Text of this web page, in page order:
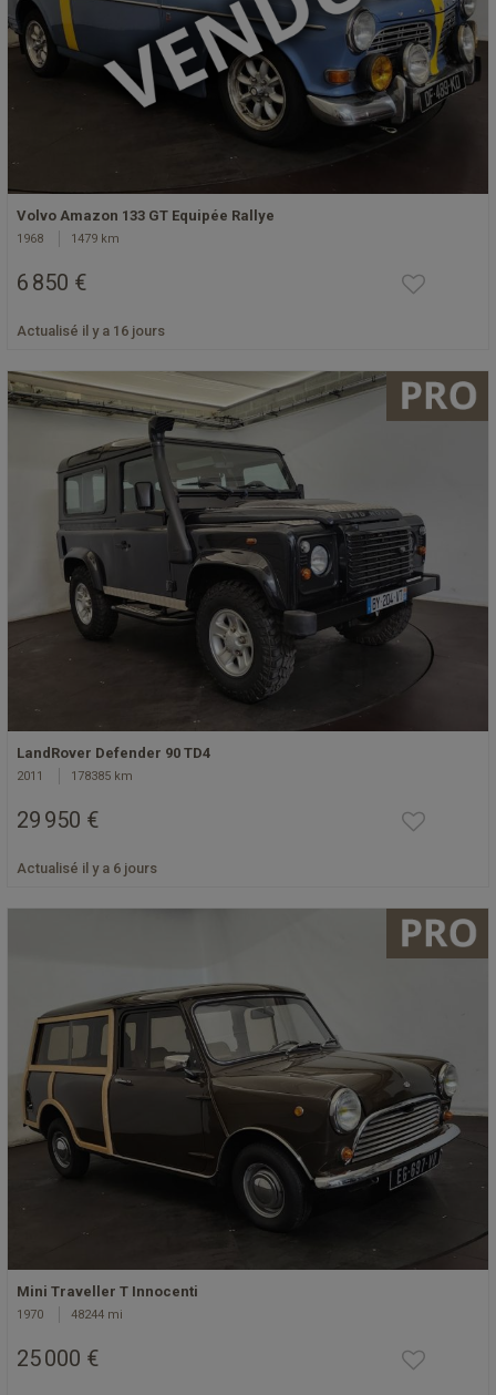
Volvo Amazon 133 GT Equipée Rallye
1968 1479 km
6 850 €
Actualisé il y a 16 jours
LandRover Defender 90 TD4
2011 178385 km
29 950 €
Actualisé il y a 6 jours
Mini Traveller T Innocenti
1970 48244 mi
25 000 €